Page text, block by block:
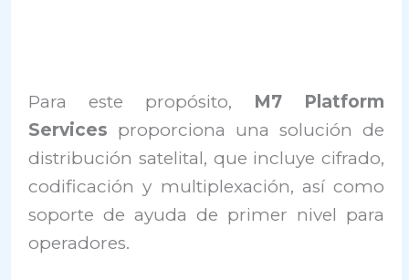
Para este propósito, M7 Platform
Services proporciona una solución de
distribución satelital, que incluye cifrado,
codificación y multiplexación, así como
soporte de ayuda de primer nivel para
operadores.